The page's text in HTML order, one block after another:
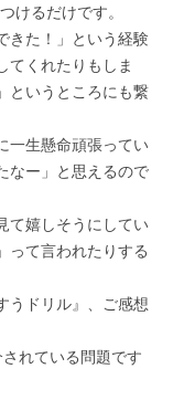
けるだけです。
きた！」という経験
てくれたりもしま
というところにも繋
一生懸命頑張ってい
なー」と思えるので
て嬉しそうにしてい
って言われたりする
ドリル』、ご感想
れている問題です